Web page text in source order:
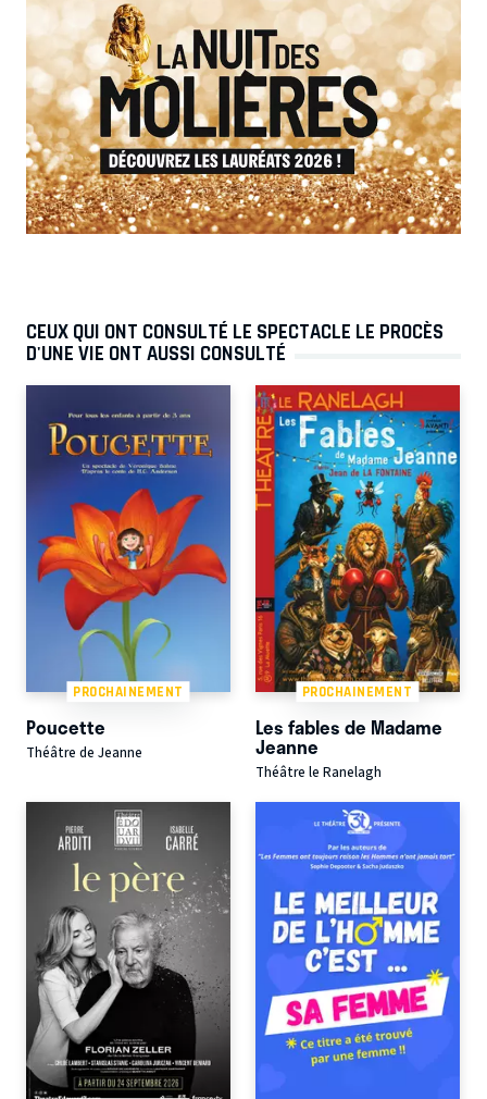
CEUX QUI ONT CONSULTÉ LE SPECTACLE LE PROCÈS
D'UNE VIE ONT AUSSI CONSULTÉ
PROCHAINEMENT
Poucette
Théâtre de Jeanne
PROCHAINEMENT
Les fables de Madame
Jeanne
Théâtre le Ranelagh